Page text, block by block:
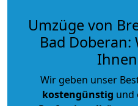
Umzüge von
Bad Doberan:
Wir geben unser
kostengünstig und